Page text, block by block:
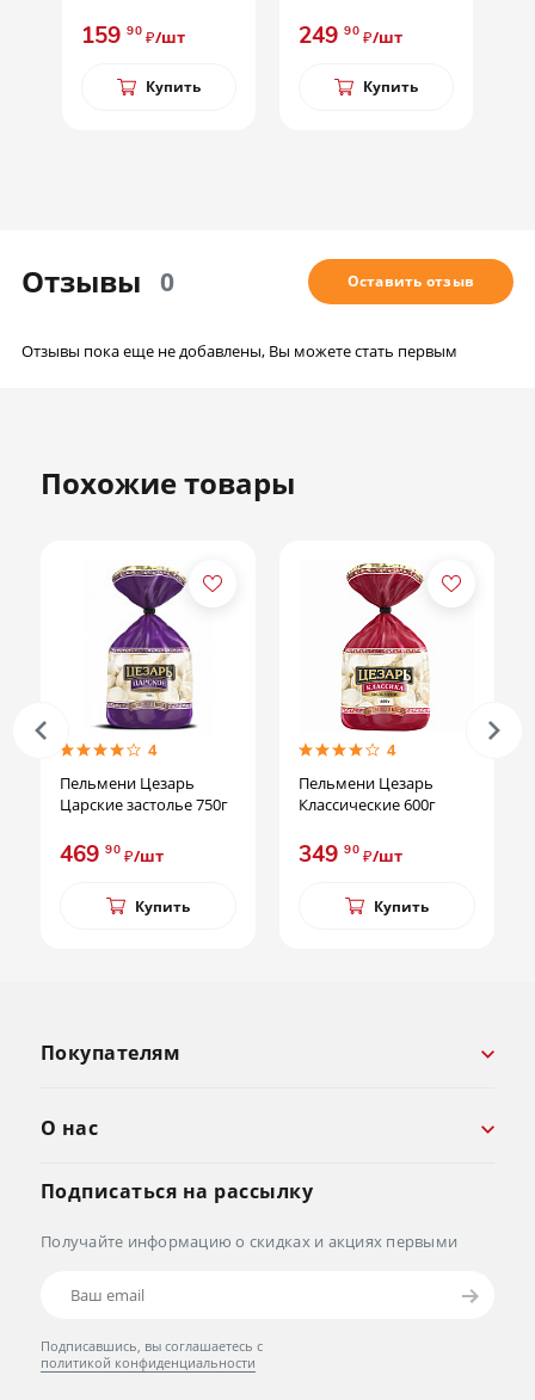
249
Купить
149
Купить
Отзывы 0 Оставить отзыв
Отзывы пока еще не добавлены, Вы можете стать первым
Похожие товары
4
Пельмени Цезарь
Царские застолье 750г
46990 ₽/шт
Купить
4
Пельмени Цезарь
Классические 600г
34990 ₽/шт
Купить
Покупателям
О нас
Подписаться на рассылку
Получайте информацию о скидках и акциях первыми
Подписавшись, вы соглашаетесь с
политикой конфиденциальности